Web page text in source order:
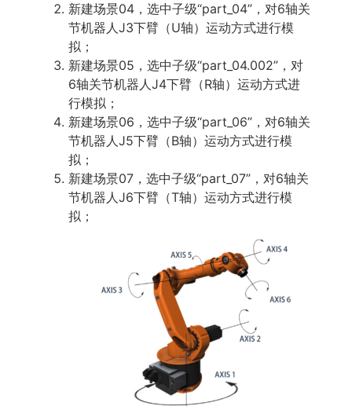
新建场景04，选中子级“part_04”，对6轴关
节机器人J3下臂（U轴）运动方式进行模
拟；
新建场景05，选中子级“part_04.002”，对
6轴关节机器人J4下臂（R轴）运动方式进
行模拟；
新建场景06，选中子级“part_06”，对6轴关
节机器人J5下臂（B轴）运动方式进行模
拟；
新建场景07，选中子级“part_07”，对6轴关
节机器人J6下臂（T轴）运动方式进行模
拟；